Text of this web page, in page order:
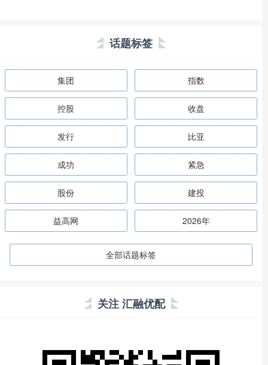
话题标签
集团 指数
控股 收盘
发行 比亚
成功 紧急
股份 建投
益高网 2026年
全部话题标签
关注 汇融优配